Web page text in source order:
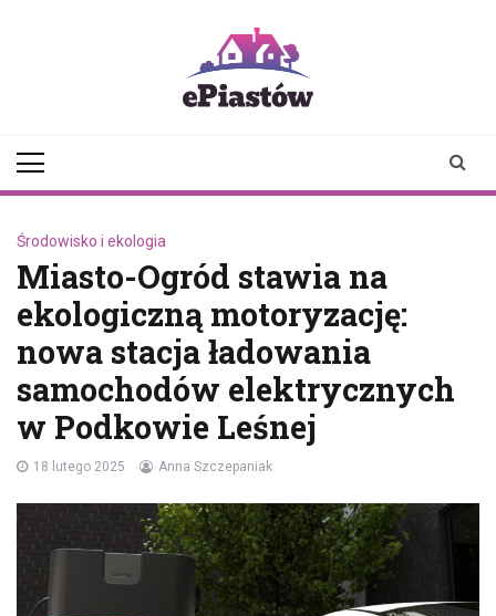
Środowisko i ekologia
Miasto-Ogród stawia na
ekologiczną motoryzację:
nowa stacja ładowania
samochodów elektrycznych
w Podkowie Leśnej
18 lutego 2025 Anna Szczepaniak